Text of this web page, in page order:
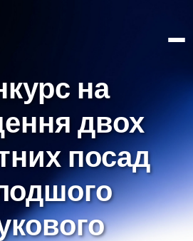
на
двох
посад